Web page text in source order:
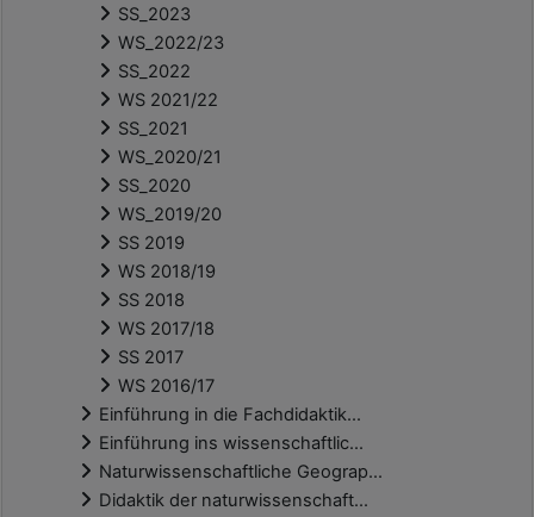
SS_2023
WS_2022/23
SS_2022
WS 2021/22
SS_2021
WS_2020/21
SS_2020
WS_2019/20
SS 2019
WS 2018/19
SS 2018
WS 2017/18
SS 2017
WS 2016/17
Einführung in die Fachdidaktik...
Einführung ins wissenschaftlic...
Naturwissenschaftliche Geograp...
Didaktik der naturwissenschaft...